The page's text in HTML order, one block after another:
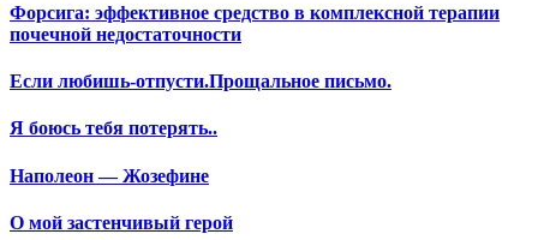
Форсига: эффективное средство в комплексной терапии
почечной недостаточности
Если любишь-отпусти.Прощальное письмо.
Я боюсь тебя потерять..
Наполеон — Жозефине
О мой застенчивый герой